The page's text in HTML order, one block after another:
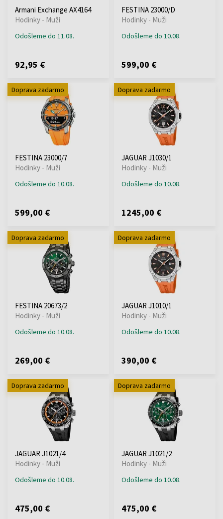
Armani Exchange AX4164
Hodinky - Muži
Odošleme do 11.08.
92,95 €
FESTINA 23000/D
Hodinky - Muži
Odošleme do 10.08.
599,00 €
Doprava zadarmo
FESTINA 23000/7
Hodinky - Muži
Odošleme do 10.08.
599,00 €
Doprava zadarmo
JAGUAR J1030/1
Hodinky - Muži
Odošleme do 10.08.
1245,00 €
Doprava zadarmo
FESTINA 20673/2
Hodinky - Muži
Odošleme do 10.08.
269,00 €
Doprava zadarmo
JAGUAR J1010/1
Hodinky - Muži
Odošleme do 10.08.
390,00 €
Doprava zadarmo
JAGUAR J1021/4
Hodinky - Muži
Odošleme do 10.08.
475,00 €
Doprava zadarmo
JAGUAR J1021/2
Hodinky - Muži
Odošleme do 10.08.
475,00 €